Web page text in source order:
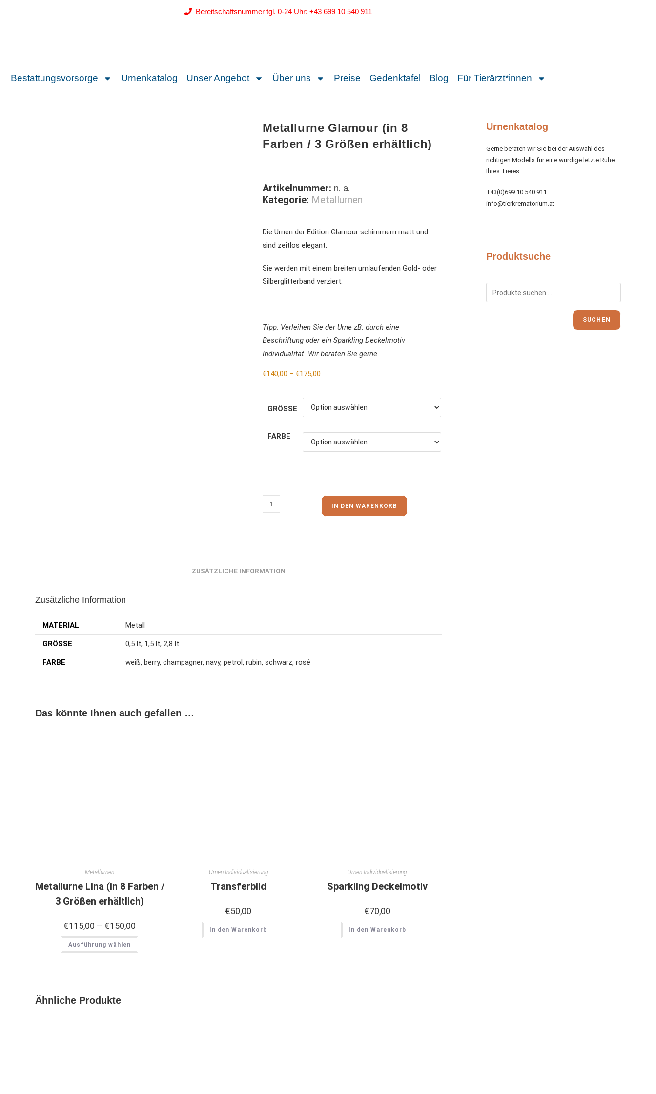
Bereitschaftsnummer tgl. 0-24 Uhr: +43 699 10 540 911
Bestattungsvorsorge Urnenkatalog Unser Angebot Über uns Preise Gedenktafel Blog Für Tierärzt*innen
Metallurne Glamour (in 8
Farben / 3 Größen erhältlich)
Artikelnummer: n. a.
Kategorie: Metallurnen
Die Urnen der Edition Glamour schimmern matt und
sind zeitlos elegant.
Sie werden mit einem breiten umlaufenden Gold- oder
Silberglitterband verziert.
Tipp: Verleihen Sie der Urne zB. durch eine
Beschriftung oder ein Sparkling Deckelmotiv
Individualität. Wir beraten Sie gerne.
€140,00 –€175,00
GRÖSSE
FARBE
IN DEN WARENKORB
ZUSÄTZLICHE INFORMATION
Zusätzliche Information
MATERIAL Metall
GRÖSSE 0,5 lt, 1,5 lt, 2,8 lt
FARBE weiß, berry, champagner, navy, petrol, rubin, schwarz, rosé
Das könnte Ihnen auch gefallen …
Metallurnen
Metallurne Lina (in 8 Farben /
3 Größen erhältlich)
€115,00 – €150,00
Ausführung wählen
Urnen-Individualisierung
Transferbild
€50,00
In den Warenkorb
Urnen-Individualisierung
Sparkling Deckelmotiv
€70,00
In den Warenkorb
Ähnliche Produkte
Urnenkatalog
Gerne beraten wir Sie bei der Auswahl des
richtigen Modells für eine würdige letzte Ruhe
Ihres Tieres.
+43(0)699 10 540 911
info@tierkrematorium.at
– – – – – – – – – – – – – – – –
Produktsuche
SUCHEN